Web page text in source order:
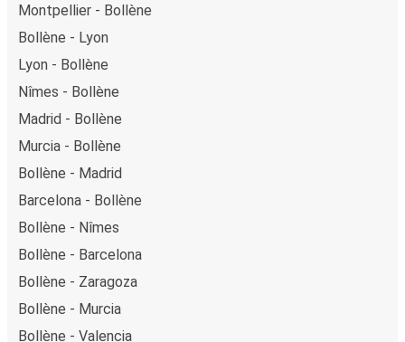
Montpellier - Bollène
Bollène - Lyon
Lyon - Bollène
Nîmes - Bollène
Madrid - Bollène
Murcia - Bollène
Bollène - Madrid
Barcelona - Bollène
Bollène - Nîmes
Bollène - Barcelona
Bollène - Zaragoza
Bollène - Murcia
Bollène - Valencia